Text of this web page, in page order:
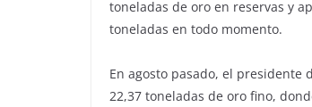
toneladas de oro en reservas y
toneladas en todo momento.
En agosto pasado, el presidente
22,37 toneladas de oro fino,